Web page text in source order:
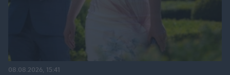
08.08.2026, 15:41